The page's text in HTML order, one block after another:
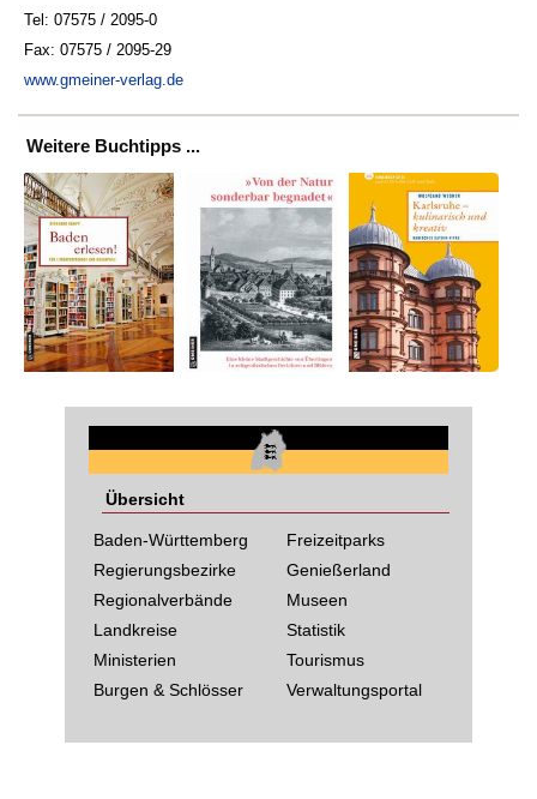
Tel: 07575 / 2095-0
Fax: 07575 / 2095-29
www.gmeiner-verlag.de
Weitere Buchtipps ...
Übersicht
Baden-Württemberg
Regierungsbezirke
Regionalverbände
Landkreise
Ministerien
Burgen & Schlösser
Freizeitparks
Genießerland
Museen
Statistik
Tourismus
Verwaltungsportal